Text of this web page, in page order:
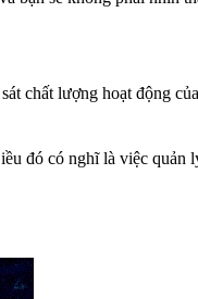
chất lượng hoạt động
đó có nghĩ là việc quản